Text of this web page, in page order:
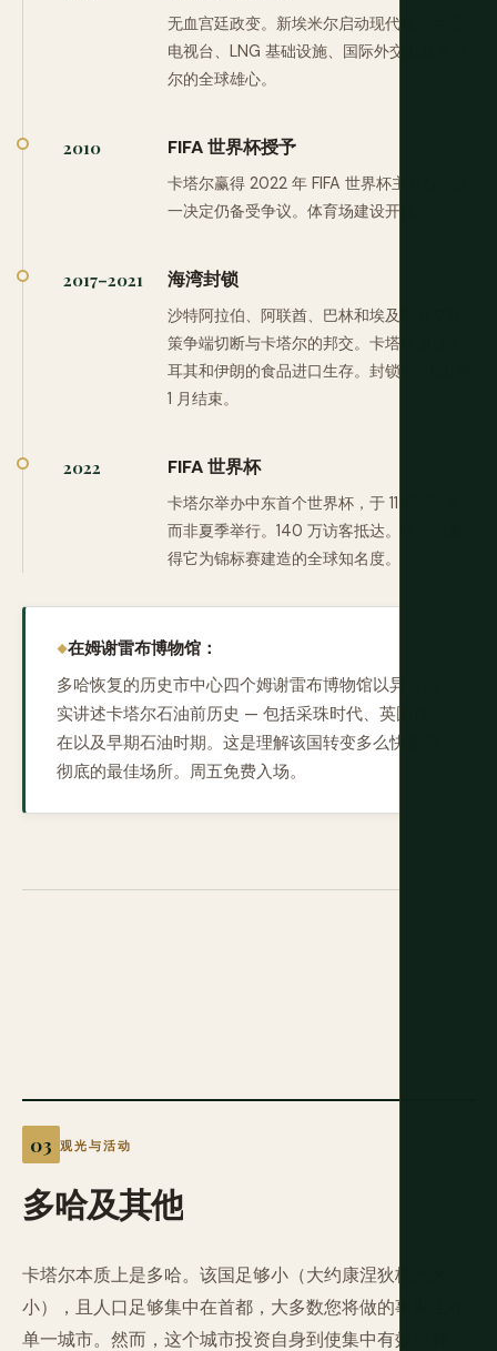
无血宫廷政变。新埃米尔启动现代化：半岛
电视台、LNG 基础设施、国际外交以及卡塔
尔的全球雄心。
2010 FIFA 世界杯授予
卡塔尔赢得 2022 年 FIFA 世界杯主办权，这
一决定仍备受争议。体育场建设开始。
2017–2021 海湾封锁
沙特阿拉伯、阿联酋、巴林和埃及因外交政
策争端切断与卡塔尔的邦交。卡塔尔通过土
耳其和伊朗的食品进口生存。封锁于 2021 年
1 月结束。
2022 FIFA 世界杯
卡塔尔举办中东首个世界杯，于 11 月-12 月
而非夏季举行。140 万访客抵达。卡塔尔赢
得它为锦标赛建造的全球知名度。
在姆谢雷布博物馆：
多哈恢复的历史市中心四个姆谢雷布博物馆以异常诚
实讲述卡塔尔石油前历史 — 包括采珠时代、英国存
在以及早期石油时期。这是理解该国转变多么快速和
彻底的最佳场所。周五免费入场。
观光与活动
多哈及其他
卡塔尔本质上是多哈。该国足够小（大约康涅狄格州大
小），且人口足够集中在首都，大多数您将做的事发生在
单一城市。然而，这个城市投资自身到使集中有效的程